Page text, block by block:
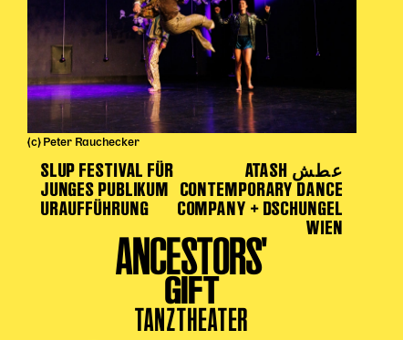
(c) Peter Rauchecker
SLUP FESTIVAL FÜR
JUNGES PUBLIKUM
URAUFFÜHRUNG
ATASH عطش
CONTEMPORARY DANCE
COMPANY + DSCHUNGEL
WIEN
ANCESTORS'
GIFT
TANZTHEATER